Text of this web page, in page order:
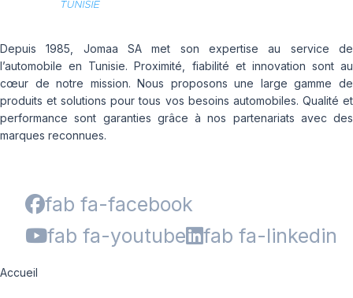
Depuis 1985, Jomaa SA met son expertise au service de
l’automobile en Tunisie. Proximité, fiabilité et innovation sont au
cœur de notre mission. Nous proposons une large gamme de
produits et solutions pour tous vos besoins automobiles. Qualité et
performance sont garanties grâce à nos partenariats avec des
marques reconnues.
fab fa-facebook
fab fa-youtube
fab fa-linkedin
Accueil